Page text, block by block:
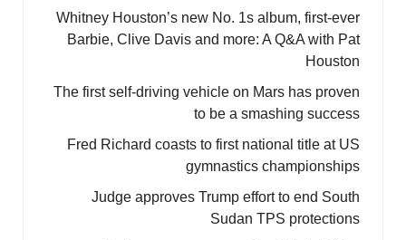
Whitney Houston’s new No. 1s album, first-ever
Barbie, Clive Davis and more: A Q&A with Pat
Houston
The first self-driving vehicle on Mars has proven
to be a smashing success
Fred Richard coasts to first national title at US
gymnastics championships
Judge approves Trump effort to end South
Sudan TPS protections